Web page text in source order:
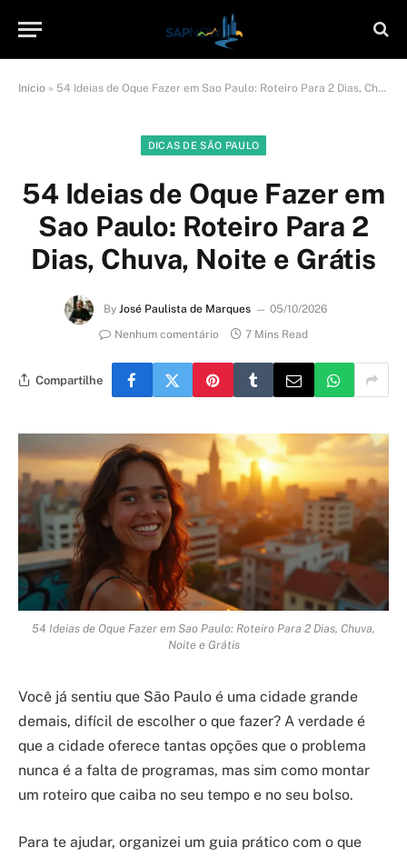
Início » 54 Ideias de Oque Fazer em Sao Paulo: Roteiro Para 2 Dias, Chuva, Noite e Grátis
DICAS DE SÃO PAULO
54 Ideias de Oque Fazer em
Sao Paulo: Roteiro Para 2
Dias, Chuva, Noite e Grátis
By José Paulista de Marques
05/10/2026
Nenhum comentário
7 Mins Read
Compartilhe
54 Ideias de Oque Fazer em Sao Paulo: Roteiro Para 2 Dias, Chuva,
Noite e Grátis
Você já sentiu que São Paulo é uma cidade grande
demais, difícil de escolher o que fazer? A verdade é
que a cidade oferece tantas opções que o problema
nunca é a falta de programas, mas sim como montar
um roteiro que caiba no seu tempo e no seu bolso.
Para te ajudar, organizei um guia prático com o que